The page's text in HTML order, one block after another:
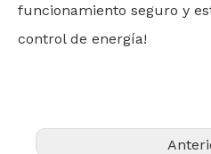
funcionamiento seguro y
control de energía!